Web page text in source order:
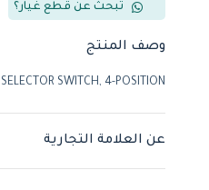
تبحث عن قطع غيار؟
وصف المنتج
SELECTOR SWITCH, 4-POSITION
عن العلامة التجارية